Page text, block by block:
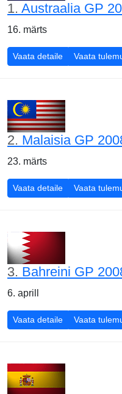
1. Austraalia GP
16. märts
Vaata detaileAustraalia GP
Vaata
2. Malaisia GP
23. märts
Vaata detaileMalaisia GP
Vaata
3. Bahreini GP
6. aprill
Vaata detaileBahreini GP
Vaata